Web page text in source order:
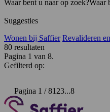
Waar bent u naar op zoek?Waar
Suggesties
Wonen bij Saffier Revalideren
80 resultaten
Pagina 1 van 8.
Gefilterd op:
Pagina 1 / 81 23...8